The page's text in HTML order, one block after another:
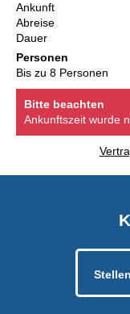
Ankunft
Abreise
Dauer
Personen
Bis zu 8 Personen
Bitte beachten
Ankunftszeit wurde